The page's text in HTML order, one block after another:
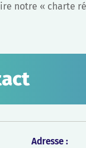
notre « charte
Adresse :